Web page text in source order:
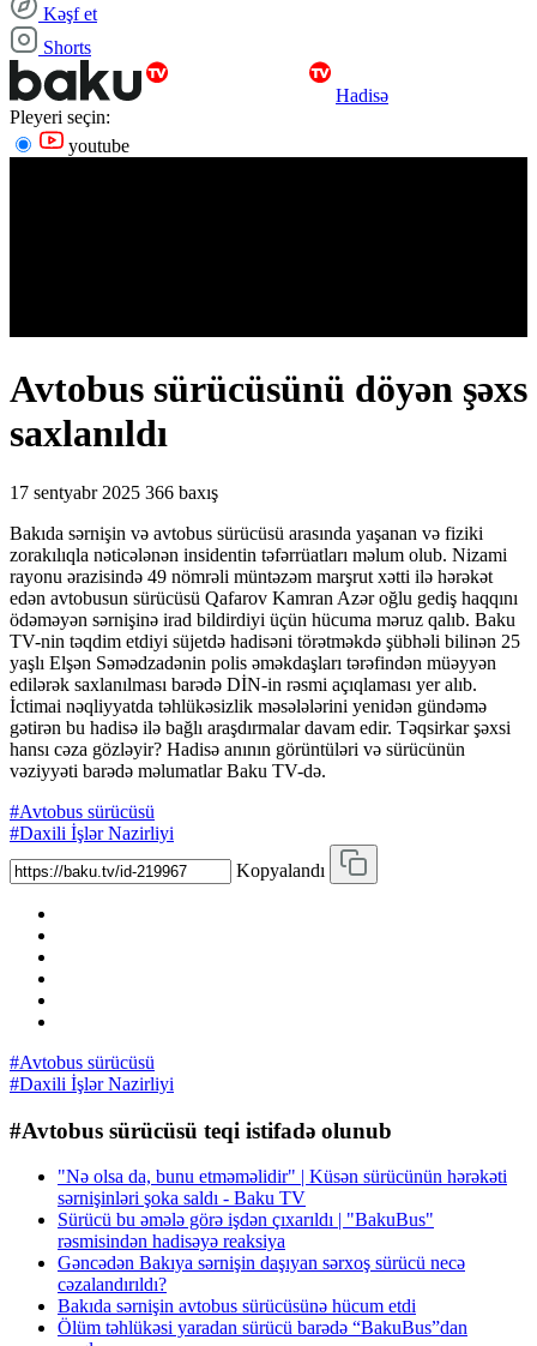
Kəşf et
Shorts
Hadisə
Pleyeri seçin:
youtube
Avtobus sürücüsünü döyən şəxs
saxlanıldı
17 sentyabr 2025 366 baxış
Bakıda sərnişin və avtobus sürücüsü arasında yaşanan və fiziki
zorakılıqla nəticələnən insidentin təfərrüatları məlum olub. Nizami
rayonu ərazisində 49 nömrəli müntəzəm marşrut xətti ilə hərəkət
edən avtobusun sürücüsü Qafarov Kamran Azər oğlu gediş haqqını
ödəməyən sərnişinə irad bildirdiyi üçün hücuma məruz qalıb. Baku
TV-nin təqdim etdiyi süjetdə hadisəni törətməkdə şübhəli bilinən 25
yaşlı Elşən Səmədzadənin polis əməkdaşları tərəfindən müəyyən
edilərək saxlanılması barədə DİN-in rəsmi açıqlaması yer alıb.
İctimai nəqliyyatda təhlükəsizlik məsələlərini yenidən gündəmə
gətirən bu hadisə ilə bağlı araşdırmalar davam edir. Təqsirkar şəxsi
hansı cəza gözləyir? Hadisə anının görüntüləri və sürücünün
vəziyyəti barədə məlumatlar Baku TV-də.
#Avtobus sürücüsü
#Daxili İşlər Nazirliyi
Kopyalandı
#Avtobus sürücüsü
#Daxili İşlər Nazirliyi
#Avtobus sürücüsü teqi istifadə olunub
"Nə olsa da, bunu etməməlidir" | Küsən sürücünün hərəkəti
sərnişinləri şoka saldı - Baku TV
Sürücü bu əmələ görə işdən çıxarıldı | "BakuBus"
rəsmisindən hadisəyə reaksiya
Gəncədən Bakıya sərnişin daşıyan sərxoş sürücü necə
cəzalandırıldı?
Bakıda sərnişin avtobus sürücüsünə hücum etdi
Ölüm təhlükəsi yaradan sürücü barədə “BakuBus”dan